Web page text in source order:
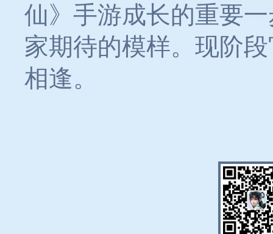
仙》手游成长的重要
家期待的模样。现阶
相逢。